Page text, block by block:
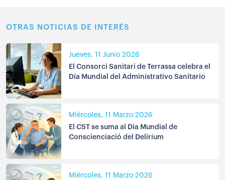
OTRAS NOTICIAS DE INTERÉS
Jueves, 11 Junio 2026
El Consorci Sanitari de Terrassa celebra el
Día Mundial del Administrativo Sanitario
Miércoles, 11 Marzo 2026
El CST se suma al Dia Mundial de
Conscienciació del Delírium
Miércoles, 11 Marzo 2026